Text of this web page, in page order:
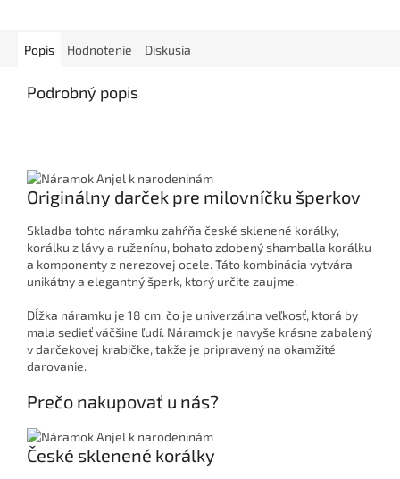
Popis Hodnotenie Diskusia
Podrobný popis
Originálny darček pre milovníčku šperkov
Skladba tohto náramku zahŕňa české sklenené korálky,
korálku z lávy a ruženínu, bohato zdobený shamballa korálku
a komponenty z nerezovej ocele. Táto kombinácia vytvára
unikátny a elegantný šperk, ktorý určite zaujme.
Dĺžka náramku je 18 cm, čo je univerzálna veľkosť, ktorá by
mala sedieť väčšine ľudí. Náramok je navyše krásne zabalený
v darčekovej krabičke, takže je pripravený na okamžité
darovanie.
Prečo nakupovať u nás?
České sklenené korálky